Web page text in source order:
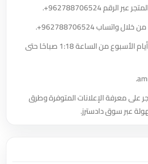
عبر الرقم+962788706524
.
خلال واتساب+962788706524
.
أوقات العمل: جميع أيام الأسبوع من الساعة 1:18 صباحًا حتى
على معرفة الإعلانات المتوفرة وطرق
عبر سوق دادسترز.